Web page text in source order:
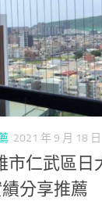
2021 年 9 月 18 日
市仁武區日
分享推薦